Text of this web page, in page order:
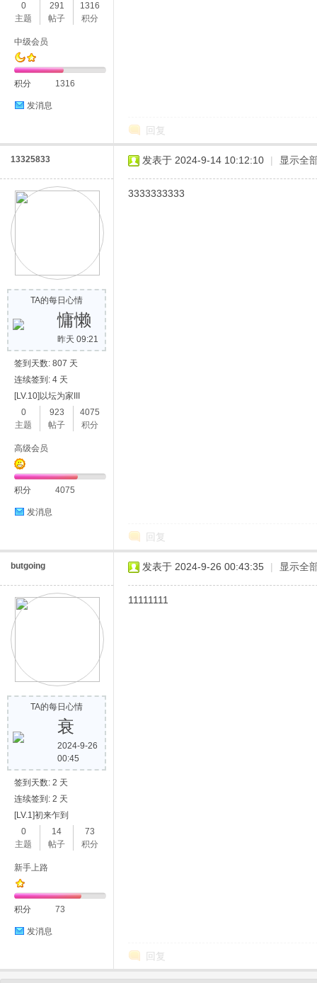
0
主题
291
帖子
1316
积分
中级会员
积分 1316
发消息
回复
13325833
TA的每日心情
慵懒
昨天 09:21
签到天数: 807 天
连续签到: 4 天
[LV.10]以坛为家III
0
主题
923
帖子
4075
积分
高级会员
积分 4075
发消息
发表于 2024-9-14 10:12:10 | 显示全
3333333333
回复
butgoing
TA的每日心情
衰
2024-9-26
00:45
签到天数: 2 天
连续签到: 2 天
[LV.1]初来乍到
0
主题
14
帖子
73
积分
新手上路
积分 73
发消息
发表于 2024-9-26 00:43:35 | 显示全
11111111
回复